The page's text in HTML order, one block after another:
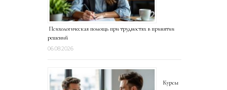
Психологическая помощь при трудностях в принятии
решений
06.08.2026
Курсы